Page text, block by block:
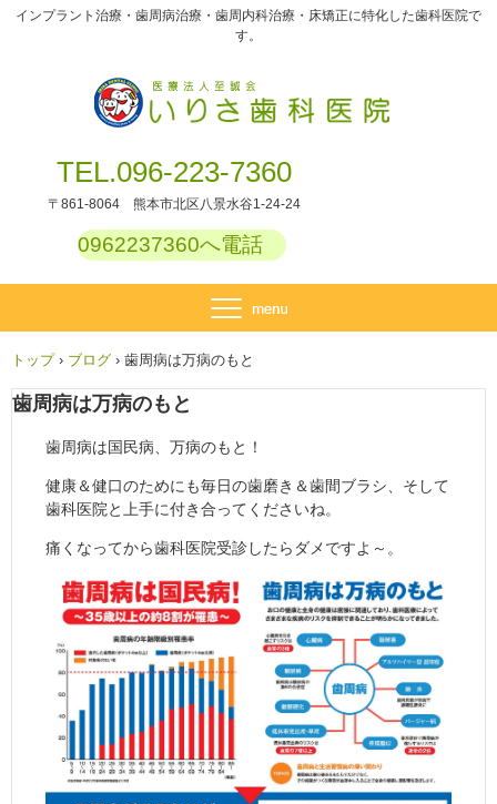
インプラント治療・歯周病治療・歯周内科治療・床矯正に特化した歯科医院で
す。
TEL.096-223-7360
〒861-8064 熊本市北区八景水谷1-24-24
0962237360へ電話
トップ › ブログ › 歯周病は万病のもと
歯周病は万病のもと
歯周病は国民病、万病のもと！
健康＆健口のためにも毎日の歯磨き＆歯間ブラシ、そして
歯科医院と上手に付き合ってくださいね。
痛くなってから歯科医院受診したらダメですよ～。